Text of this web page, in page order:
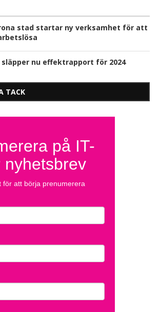
stad startar ny verksamhet för att
nu effektrapport för 2024
TACK